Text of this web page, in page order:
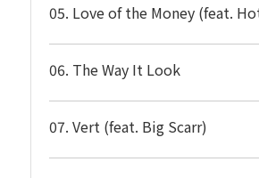
05. Love of the Money (feat.
06. The Way It Look
07. Vert (feat. Big Scarr)